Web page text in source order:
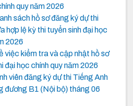
quy năm 2026
sách hồ sơ đăng ký dự thi
hợp lệ kỳ thi tuyển sinh đại học
2026
việc kiểm tra và cập nhật hồ sơ
đại học chính quy năm 2026
viên đăng ký dự thi Tiếng Anh
đương B1 (Nội bộ) tháng 06